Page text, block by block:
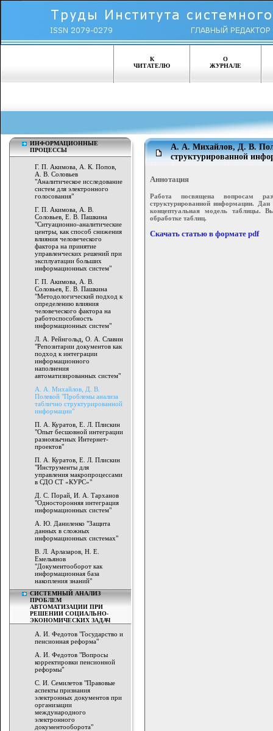
К
ЧИТАТЕЛЮ
О
ЖУРНАЛЕ
ИНФОРМАЦИОННЫЕ
ПРОЦЕССЫ
Г. П. Акимова, А. К. Попов,
А. В. Соловьев
"Аналитическое исследование
систем для электронного
голосования"
Г. П. Акимова, А. В.
Соловьев, Е. В. Пашкина
"Ситуационно-аналитические
центры, как способ снижения
влияния человеческого
фактора на принятие
управленческих решений при
эксплуатации больших
информационных систем"
Г. П. Акимова, А. В.
Соловьев, Е. В. Пашкина
"Методологический подход к
определению влияния
человеческого фактора на
работоспособность
информационных систем"
Л. А. Рейнгольд, О. А. Славин
"Репозитарии документов как
подход к интеграции
информационного
наполнения
автоматизированных систем"
А. А. Михайлов, Д. В.
Полевой "Проблемы анализа
таблично структурированной
информации"
П. А. Куратов, Е. Л. Плискин
"Опыт бесшовной интеграции
разноязычных Интернет-
проектов"
П. А. Куратов, Е. Л. Плискин
"Инструменты для
управления макропроцессами
в СДО СТ «КУРС»"
Д. С. Порай, И. А. Тарханов
"Односторонняя интеграция
информационных систем"
А. Ю. Даниленко "Защита
данных в сложных
информационных системах"
В. Л. Арлазаров, Н. Е.
Емельянов
"Документооборот как
информационная база
накопления знаний"
СИСТЕМНЫЙ АНАЛИЗ
ПРОБЛЕМ
АВТОМАТИЗАЦИИ ПРИ
РЕШЕНИИ СОЦИАЛЬНО-
ЭКОНОМИЧЕСКИХ ЗАДАЧ
А. И. Федотов "Государство и
пенсионная реформа"
А. И. Федотов "Вопросы
корректировки пенсионной
реформы"
С. И. Семилетов "Правовые
аспекты признания
электронных документов при
организации
международного
электронного
документооборота"
А. А. Михайлов, Д. В.
структурированной
Аннотация
Работа посвящена вопросам
структурированной информации.
концептуальная модель таблицы.
обработке таблиц.
Скачать статью в формате pdf